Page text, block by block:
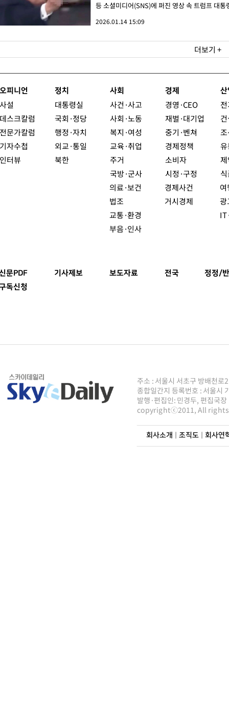
등 소셜미디어(SNS)에 퍼진 영상 속 트럼프 대
2026.01.14 15:09
더보기 +
피니언
설
스크칼럼
문가칼럼
자수첩
터뷰
정치
대통령실
국회·정당
행정·자치
외교·통일
북한
사회
사건·사고
사회·노동
복지·여성
교육·취업
주거
국방·군사
의료·보건
법조
교통·환경
부음·인사
경제
경영·CEO
재벌·대기업
중기·벤쳐
경제정책
소비자
시정·구정
경제사건
거시경제
산
광
문PDF
독신청
기사제보 보도자료 전국 정정/
주소 : 서울시 서초구 방배천
종합일간지 등록번호 : 서울시
발행·편집인: 민경두, 편집국
copyrightⓒ2011, All rights
회사소개 조직도| 회사연